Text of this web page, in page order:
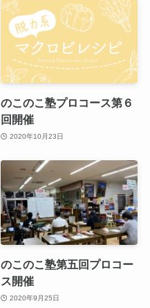
のこのこ塾プロコース第６
回開催
2020年10月23日
のこのこ塾第五回プロコー
ス開催
2020年9月25日